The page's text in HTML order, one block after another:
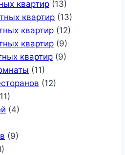
квартир (13)
квартир (13)
квартир (12)
квартир (9)
квартир (9)
(11)
(12)
(4)
(9)